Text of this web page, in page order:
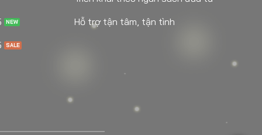
Hỗ trợ tận tâm, tận tình